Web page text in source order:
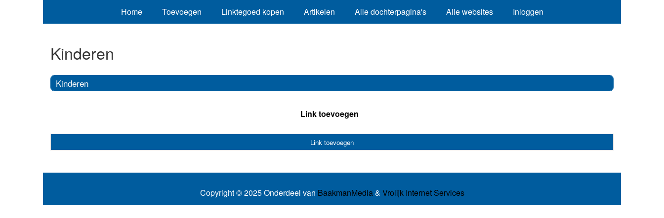
Home Toevoegen Linktegoed kopen Artikelen Alle dochterpagina's Alle websites Inloggen
Kinderen
Kinderen
Link toevoegen
Link toevoegen
Copyright © 2025 Onderdeel van BaakmanMedia& Vrolijk Internet Services